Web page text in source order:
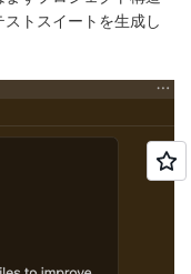
トスイートを生成し